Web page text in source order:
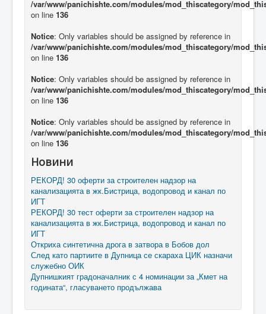
/var/www/panichishte.com/modules/mod_thiscategory/
on line 136
Notice: Only variables should be assigned by reference in
/var/www/panichishte.com/modules/mod_thiscategory/
on line 136
Notice: Only variables should be assigned by reference in
/var/www/panichishte.com/modules/mod_thiscategory/
on line 136
Notice: Only variables should be assigned by reference in
/var/www/panichishte.com/modules/mod_thiscategory/
on line 136
Новини
РЕКОРД! 30 оферти за строителен надзор на
канализацията в жк.Бистрица, водопровод и канал по
ИГТ
РЕКОРД! 30 тест оферти за строителен надзор на
канализацията в жк.Бистрица, водопровод и канал по
ИГТ
Откриха синтетична дрога в затвора в Бобов дол
След като партиите в Дупница се скараха ЦИК назначи
служебно ОИК
Дупнишкият градоначалник с 4 номинации за „Кмет на
годината“, гласуването продължава